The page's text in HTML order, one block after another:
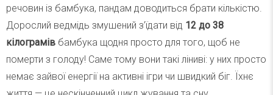
речовин із бамбука, пандам доводиться брати кількістю.
Дорослий ведмідь змушений з’їдати від 12 до 38
кілограмів бамбука щодня просто для того, щоб не
померти з голоду! Саме тому вони такі ліниві: у них просто
немає зайвої енергії на активні ігри чи швидкий біг. Їхнє